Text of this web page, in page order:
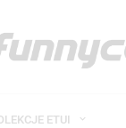
ETUI